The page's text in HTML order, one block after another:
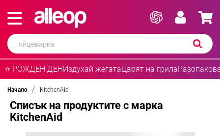
⭐ РОЖДЕН ДЕНИздухай жегатаЦарят на грила
Начало KitchenAid
Списък на продуктите с марка
KitchenAid